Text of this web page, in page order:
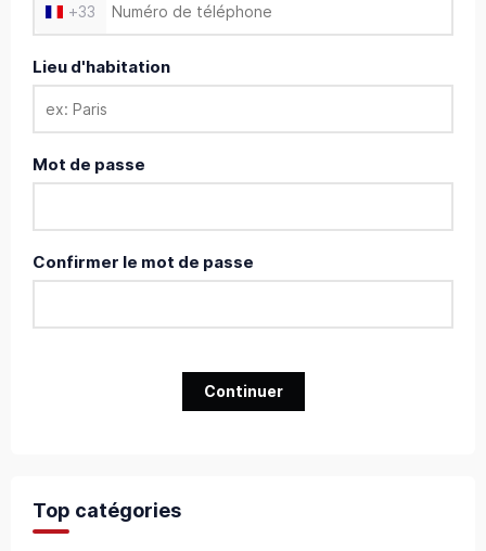
+33
Lieu d'habitation
Mot de passe
Confirmer le mot de passe
Continuer
Top catégories